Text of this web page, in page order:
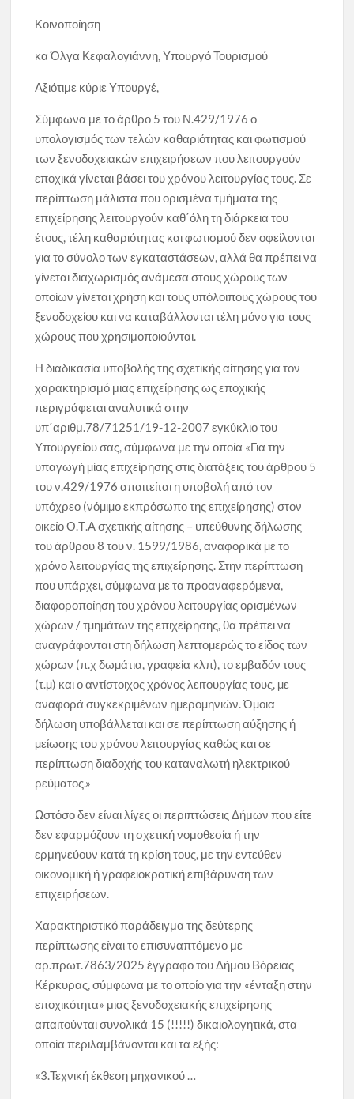
Κοινοποίηση
κα Όλγα Κεφαλογιάννη, Υπουργό Τουρισμού
Αξιότιμε κύριε Υπουργέ,
Σύμφωνα με το άρθρο 5 του Ν.429/1976 ο
υπολογισμός των τελών καθαριότητας και φωτισμού
των ξενοδοχειακών επιχειρήσεων που λειτουργούν
εποχικά γίνεται βάσει του χρόνου λειτουργίας τους. Σε
περίπτωση μάλιστα που ορισμένα τμήματα της
επιχείρησης λειτουργούν καθ΄όλη τη διάρκεια του
έτους, τέλη καθαριότητας και φωτισμού δεν οφείλονται
για το σύνολο των εγκαταστάσεων, αλλά θα πρέπει να
γίνεται διαχωρισμός ανάμεσα στους χώρους των
οποίων γίνεται χρήση και τους υπόλοιπους χώρους του
ξενοδοχείου και να καταβάλλονται τέλη μόνο για τους
χώρους που χρησιμοποιούνται.
Η διαδικασία υποβολής της σχετικής αίτησης για τον
χαρακτηρισμό μιας επιχείρησης ως εποχικής
περιγράφεται αναλυτικά στην
υπ΄αριθμ.78/71251/19-12-2007 εγκύκλιο του
Υπουργείου σας, σύμφωνα με την οποία «Για την
υπαγωγή µίας επιχείρησης στις διατάξεις του άρθρου 5
του ν.429/1976 απαιτείται η υποβολή από τον
υπόχρεο (νόµιµο εκπρόσωπο της επιχείρησης) στον
οικείο Ο.Τ.Α σχετικής αίτησης – υπεύθυνης δήλωσης
του άρθρου 8 του ν. 1599/1986, αναφορικά µε το
χρόνο λειτουργίας της επιχείρησης. Στην περίπτωση
που υπάρχει, σύµφωνα µε τα προαναφερόµενα,
διαφοροποίηση του χρόνου λειτουργίας ορισµένων
χώρων / τµηµάτων της επιχείρησης, θα πρέπει να
αναγράφονται στη δήλωση λεπτοµερώς το είδος των
χώρων (π.χ δωµάτια, γραφεία κλπ), το εµβαδόν τους
(τ.µ) και ο αντίστοιχος χρόνος λειτουργίας τους, µε
αναφορά συγκεκριµένων ηµεροµηνιών. Όµοια
δήλωση υποβάλλεται και σε περίπτωση αύξησης ή
µείωσης του χρόνου λειτουργίας καθώς και σε
περίπτωση διαδοχής του καταναλωτή ηλεκτρικού
ρεύµατος.»
Ωστόσο δεν είναι λίγες οι περιπτώσεις Δήμων που είτε
δεν εφαρμόζουν τη σχετική νομοθεσία ή την
ερμηνεύουν κατά τη κρίση τους, με την εντεύθεν
οικονομική ή γραφειοκρατική επιβάρυνση των
επιχειρήσεων.
Χαρακτηριστικό παράδειγμα της δεύτερης
περίπτωσης είναι το επισυναπτόμενο με
αρ.πρωτ.7863/2025 έγγραφο του Δήμου Βόρειας
Κέρκυρας, σύμφωνα με το οποίο για την «ένταξη στην
εποχικότητα» μιας ξενοδοχειακής επιχείρησης
απαιτούνται συνολικά 15 (!!!!!) δικαιολογητικά, στα
οποία περιλαμβάνονται και τα εξής:
«3.Τεχνική έκθεση μηχανικού …